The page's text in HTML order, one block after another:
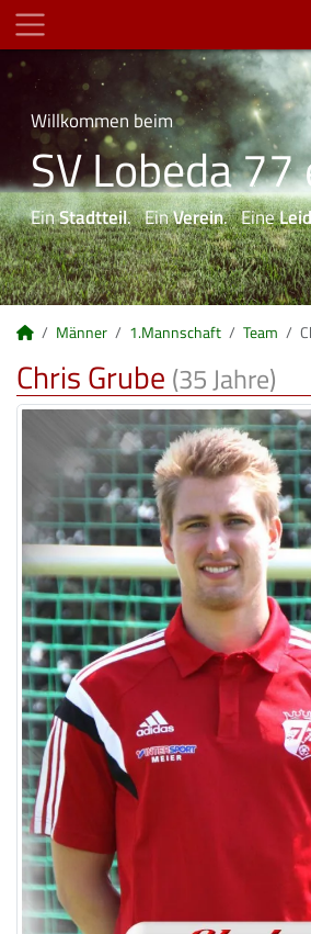
Willkommen beim
SV Lobeda 77
EinStadtteil. EinVerein. Eine
Männer 1.Mannschaft Team
Chris Grube (35 Jahre)